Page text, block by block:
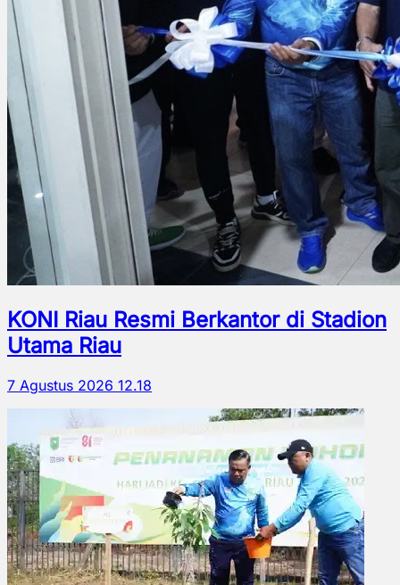
KONI Riau Resmi Berkantor di Stadion
Utama Riau
7 Agustus 2026 12.18